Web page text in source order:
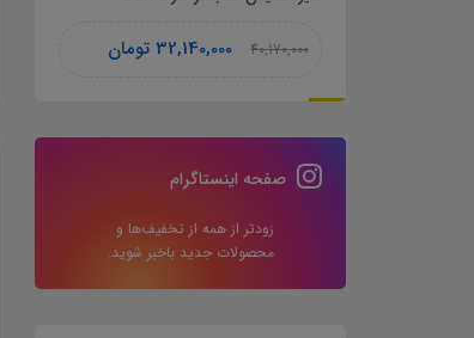
40,170,000
32,140,000 تومان
صفحه اینستاگرام
زودتر از همه از تخفیف‌ها و
محصولات جدید باخبر شوید.